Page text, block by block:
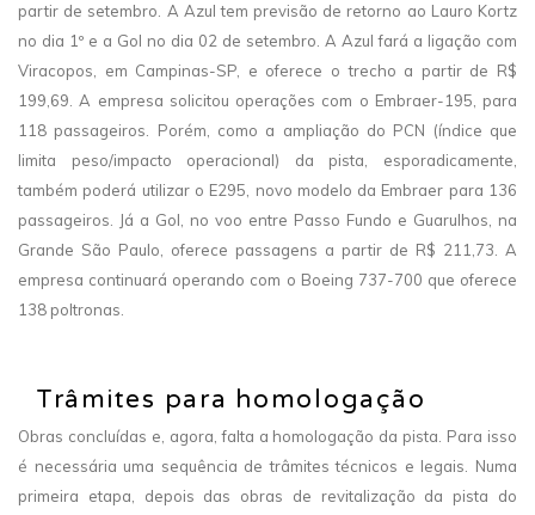
partir de setembro. A Azul tem previsão de retorno ao Lauro Kortz
no dia 1º e a Gol no dia 02 de setembro. A Azul fará a ligação com
Viracopos, em Campinas-SP, e oferece o trecho a partir de R$
199,69. A empresa solicitou operações com o Embraer-195, para
118 passageiros. Porém, como a ampliação do PCN (índice que
limita peso/impacto operacional) da pista, esporadicamente,
também poderá utilizar o E295, novo modelo da Embraer para 136
passageiros. Já a Gol, no voo entre Passo Fundo e Guarulhos, na
Grande São Paulo, oferece passagens a partir de R$ 211,73. A
empresa continuará operando com o Boeing 737-700 que oferece
138 poltronas.
Trâmites para homologação
Obras concluídas e, agora, falta a homologação da pista. Para isso
é necessária uma sequência de trâmites técnicos e legais. Numa
primeira etapa, depois das obras de revitalização da pista do